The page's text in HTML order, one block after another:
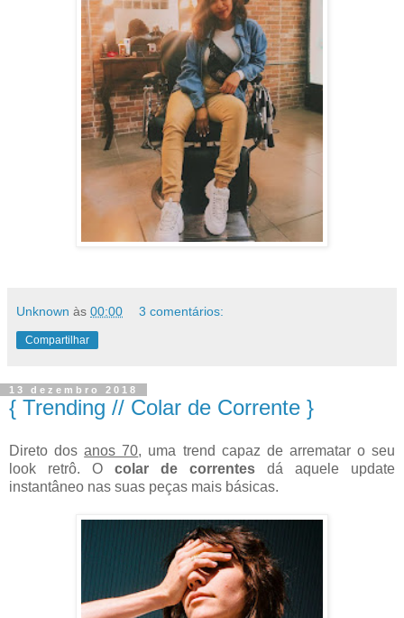
Unknown às 00:00 3 comentários:
Compartilhar
13 dezembro 2018
{ Trending // Colar de Corrente }
Direto dosanos 70, uma trend capaz de arrematar o seu
look retrô. O colar de correntes dá aquele update
instantâneo nas suas peças mais básicas.